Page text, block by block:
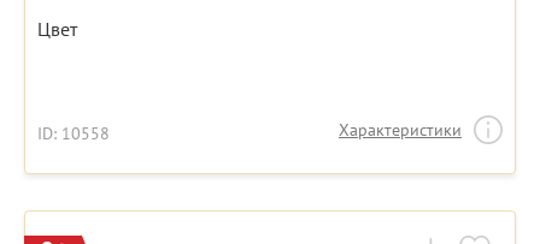
Цвет
ID: 10558 Характеристики